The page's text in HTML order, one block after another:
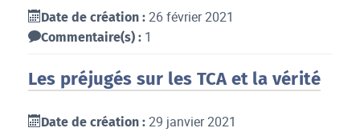
Date de création : 26 février 2021
Commentaire(s) : 1
Les préjugés sur les TCA et la vérité
Date de création : 29 janvier 2021